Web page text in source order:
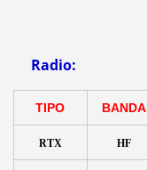
Radio:
TIPO BANDA
RTX HF